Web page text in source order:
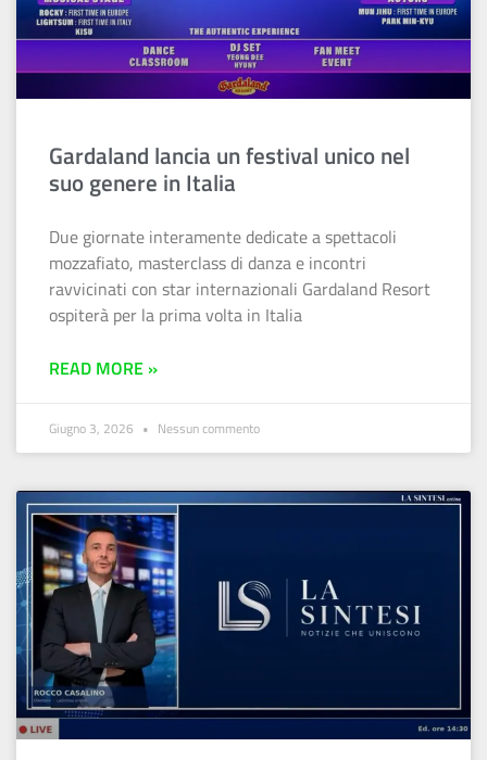
Gardaland lancia un festival unico nel
suo genere in Italia
Due giornate interamente dedicate a spettacoli
mozzafiato, masterclass di danza e incontri
ravvicinati con star internazionali Gardaland Resort
ospiterà per la prima volta in Italia
READ MORE »
Giugno 3, 2026 Nessun commento